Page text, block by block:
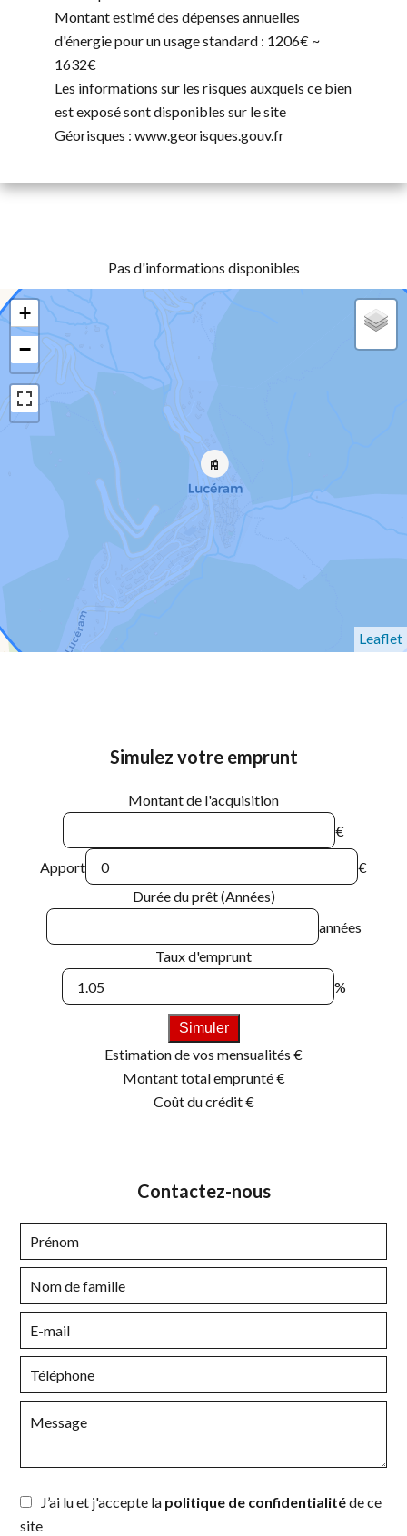
Montant estimé des dépenses annuelles
d'énergie pour un usage standard : 1206€ ~
1632€
Les informations sur les risques auxquels ce bien
est exposé sont disponibles sur le site
Géorisques : www.georisques.gouv.fr
Pas d'informations disponibles
+
−
Leaflet
Simulez votre emprunt
Montant de l'acquisition
€
Apport
€
Durée du prêt (Années)
années
Taux d'emprunt
%
Simuler
Estimation de vos mensualités €
Montant total emprunté€
Coût du crédit€
Contactez-nous
J’ai lu et j'accepte la politique de confidentialitéde ce
site